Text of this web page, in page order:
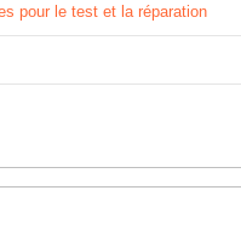
pour le test et la réparation